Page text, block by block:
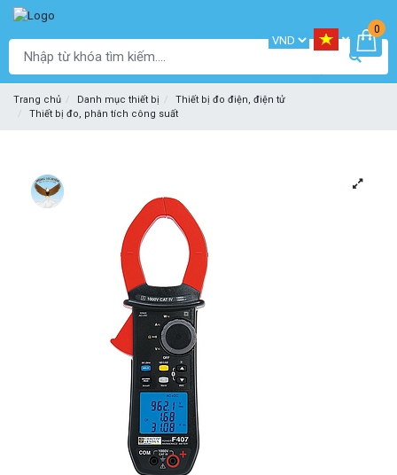
0
Trang chủ Danh mục thiết bị
Thiết bị đo điện, điện tử
Thiết bị đo, phân tích công suất